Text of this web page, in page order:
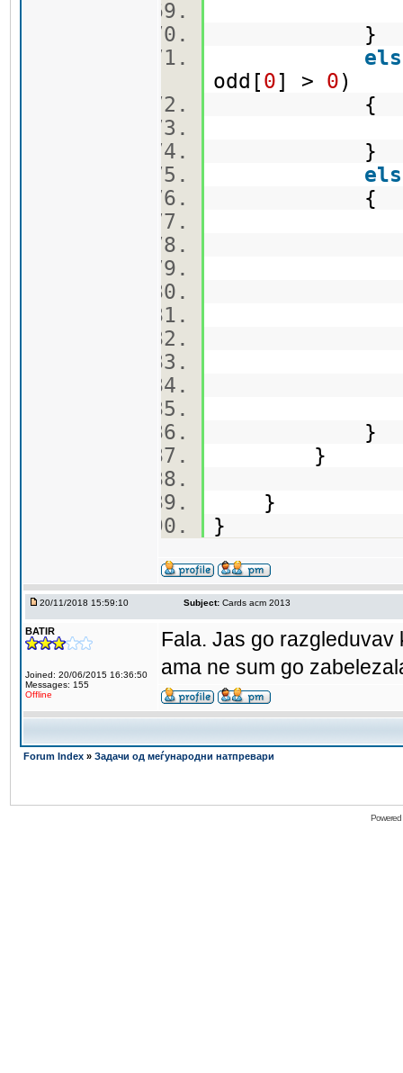
}
odd[0] > 0)
{
}
{
}
}
}
}
20/11/2018 15:59:10 Subject: Cards acm 2013
BATIR
Joined: 20/06/2015 16:36:50
Messages: 155
Offline
Fala. Jas go
ama ne sum go
Forum Index » Задачи од меѓународни натпревари